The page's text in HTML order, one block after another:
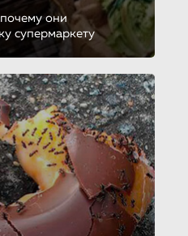
они
супермаркету